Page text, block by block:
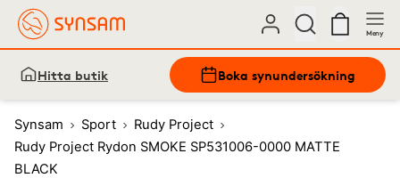
Meny
Hitta butik Boka synundersökning
Synsam Sport
Rudy Project
Rudy Project Rydon SMOKE SP531006-0000 MATTE
BLACK